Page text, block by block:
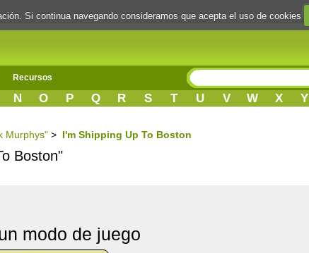
Recursos
N O P Q R S T U V W X Y
Murphys" > I'm Shipping Up To Boston
Boston"
modo de juego
Si continua navegando consideramos que acepta el uso de cookies